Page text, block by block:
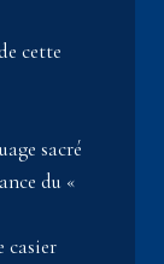
sacré
du «
casier